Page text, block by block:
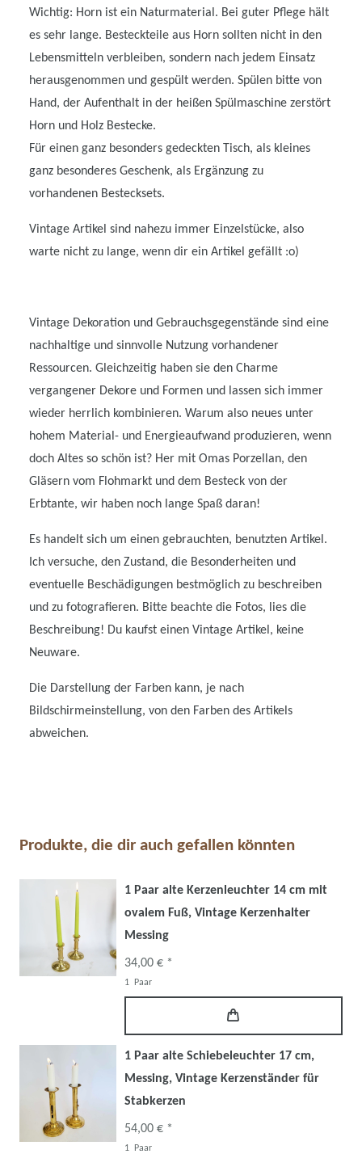
Wichtig: Horn ist ein Naturmaterial. Bei guter Pflege hält
es sehr lange. Besteckteile aus Horn sollten nicht in den
Lebensmitteln verbleiben, sondern nach jedem Einsatz
herausgenommen und gespült werden. Spülen bitte von
Hand, der Aufenthalt in der heißen Spülmaschine zerstört
Horn und Holz Bestecke.
Für einen ganz besonders gedeckten Tisch, als kleines
ganz besonderes Geschenk, als Ergänzung zu
vorhandenen Bestecksets.
Vintage Artikel sind nahezu immer Einzelstücke, also
warte nicht zu lange, wenn dir ein Artikel gefällt :o)
Vintage Dekoration und Gebrauchsgegenstände sind eine
nachhaltige und sinnvolle Nutzung vorhandener
Ressourcen. Gleichzeitig haben sie den Charme
vergangener Dekore und Formen und lassen sich immer
wieder herrlich kombinieren. Warum also neues unter
hohem Material- und Energieaufwand produzieren, wenn
doch Altes so schön ist? Her mit Omas Porzellan, den
Gläsern vom Flohmarkt und dem Besteck von der
Erbtante, wir haben noch lange Spaß daran!
Es handelt sich um einen gebrauchten, benutzten Artikel.
Ich versuche, den Zustand, die Besonderheiten und
eventuelle Beschädigungen bestmöglich zu beschreiben
und zu fotografieren. Bitte beachte die Fotos, lies die
Beschreibung! Du kaufst einen Vintage Artikel, keine
Neuware.
Die Darstellung der Farben kann, je nach
Bildschirmeinstellung, von den Farben des Artikels
abweichen.
Produkte, die dir auch gefallen könnten
1 Paar alte Kerzenleuchter 14 cm mit
ovalem Fuß, Vintage Kerzenhalter
Messing
34,00 € *
1 Paar
1 Paar alte Schiebeleuchter 17 cm,
Messing, Vintage Kerzenständer für
Stabkerzen
54,00 € *
1 Paar